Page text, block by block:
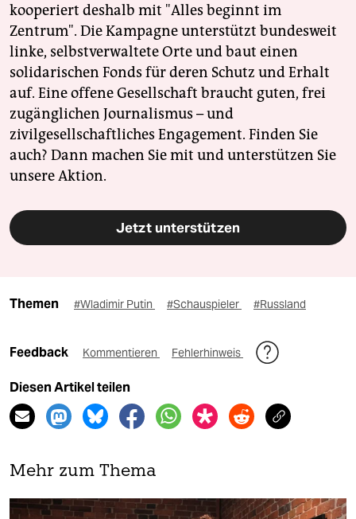
kooperiert deshalb mit "Alles beginnt im
Zentrum". Die Kampagne unterstützt bundesweit
linke, selbstverwaltete Orte und baut einen
solidarischen Fonds für deren Schutz und Erhalt
auf. Eine offene Gesellschaft braucht guten, frei
zugänglichen Journalismus – und
zivilgesellschaftliches Engagement. Finden Sie
auch? Dann machen Sie mit und unterstützen Sie
unsere Aktion.
Jetzt unterstützen
Themen #Wladimir Putin #Schauspieler #Russland
Feedback Kommentieren Fehlerhinweis
Diesen Artikel teilen
Mehr zum Thema